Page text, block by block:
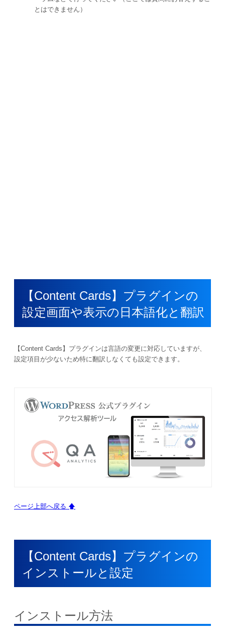
とはできません）
【Content Cards】プラグインの
設定画面や表示の日本語化と翻訳
【Content Cards】プラグインは言語の変更に対応していますが、
設定項目が少ないため特に翻訳しなくても設定できます。
ページ上部へ戻る 🡅
【Content Cards】プラグインの
インストールと設定
インストール方法